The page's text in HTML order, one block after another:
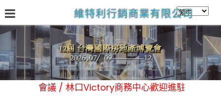
維特利行銷商業有限公司
關於我們 台灣國際房地產展 林口Victory商務中心 日
活動 會議 / 林口Victory商務中心歡迎進駐 / 南投